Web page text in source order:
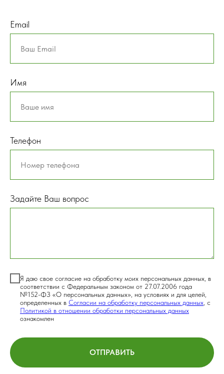
Email
Имя
Телефон
Задайте Ваш вопрос
Я даю свое согласие на обработку моих персональных данных, в
соответствии с Федеральным законом от 27.07.2006 года
№152-ФЗ «О персональных данных», на условиях и для целей,
определенных в Согласии на обработку персональных данных , с
Политикой в отношении обработки персональных данных
ознакомлен
ОТПРАВИТЬ